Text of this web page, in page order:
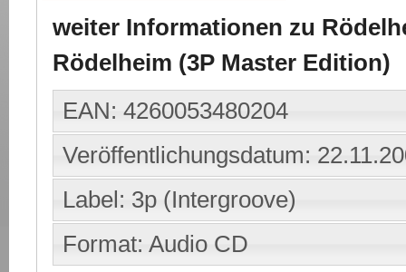
weiter Informationen zu
Rödelheim (3P Master Edition)
EAN: 4260053480204
Veröffentlichungsdatum:
Label: 3p (Intergroove)
Format: Audio CD